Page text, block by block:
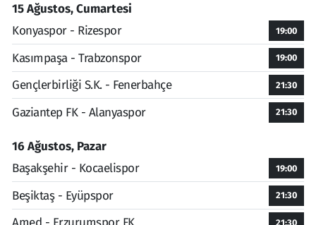
15 Ağustos, Cumartesi
Konyaspor - Rizespor
19:00
Kasımpaşa - Trabzonspor 19:00
Gençlerbirliği S.K. - Fenerbahçe 21:30
Gaziantep FK - Alanyaspor 21:30
16 Ağustos, Pazar
Başakşehir - Kocaelispor
19:00
Beşiktaş - Eyüpspor 21:30
21:30